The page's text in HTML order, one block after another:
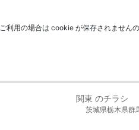
用の場合は cookie が保存されません
関東 のチラシ
茨城県栃木県群